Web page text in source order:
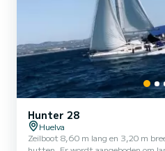
Hunter 28
Huelva
Zeilboot 8,60 m lang en 3,20 m